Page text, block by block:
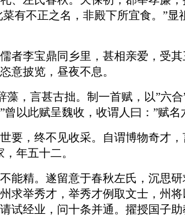
有不正之名，非殿下所宜食。”
者李宝鼎同乡里，甚相亲爱，受
意披览，昼夜不息。
，言甚古拙。制一首赋，以”六
以此赋呈魏收，收谓人曰：”赋
，终不见收采。自谓博物奇才
年五十二。
精。遂留意于春秋左氏，沉思
求举秀才，举秀才例取文士，州
经业，问十条并通。擢授国子助